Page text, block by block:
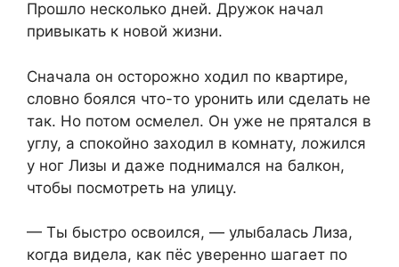
Прошло несколько дней. Дружок начал
привыкать к⁨ новой жизни.
Сначала он осторожно ходил по квартире,
словно⁨ боялся что-то уронить или сделать не
так. Но потом осмелел. Он уже не прятался в
углу, а спокойно заходил в комнату, ложился
у ног Лизы и даже поднимался на балкон,
чтобы посмотреть на улицу.
— Ты быстро освоился, —⁨ улыбалась Лиза,
когда видела, как пёс уверенно шагает по